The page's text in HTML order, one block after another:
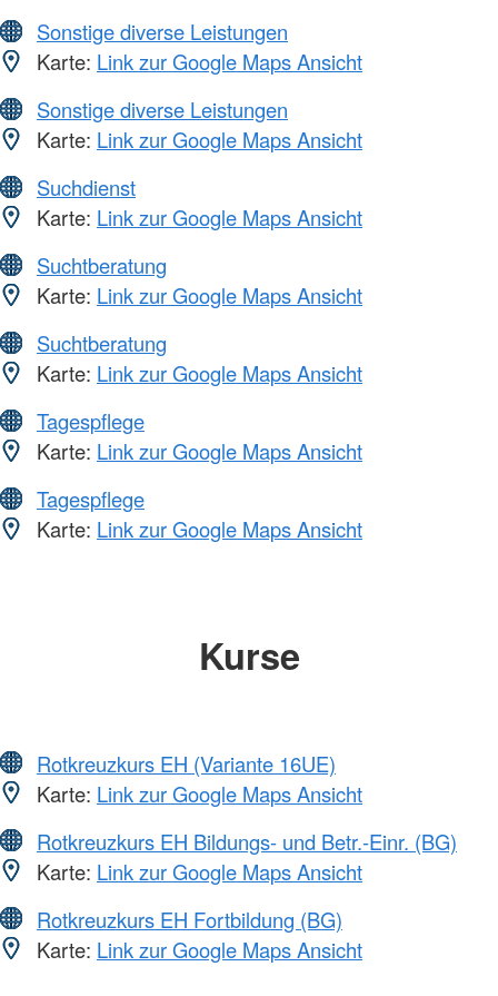
Sonstige diverse Leistungen
Karte: Link zur Google Maps Ansicht
Sonstige diverse Leistungen
Karte: Link zur Google Maps Ansicht
Suchdienst
Karte: Link zur Google Maps Ansicht
Suchtberatung
Karte: Link zur Google Maps Ansicht
Suchtberatung
Karte: Link zur Google Maps Ansicht
Tagespflege
Karte: Link zur Google Maps Ansicht
Tagespflege
Karte: Link zur Google Maps Ansicht
Kurse
Rotkreuzkurs EH (Variante 16UE)
Karte: Link zur Google Maps Ansicht
Rotkreuzkurs EH Bildungs- und Betr.-Einr. (BG)
Karte: Link zur Google Maps Ansicht
Rotkreuzkurs EH Fortbildung (BG)
Karte: Link zur Google Maps Ansicht